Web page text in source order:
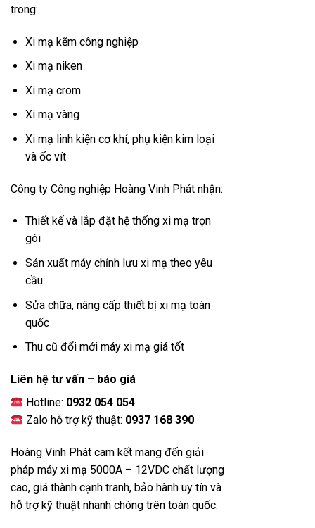
trong:
Xi mạ kẽm công nghiệp
Xi mạ niken
Xi mạ crom
Xi mạ vàng
Xi mạ linh kiện cơ khí, phụ kiện kim loại
và ốc vít
Công ty Công nghiệp Hoàng Vinh Phát nhận:
Thiết kế và lắp đặt hệ thống xi mạ trọn
gói
Sản xuất máy chỉnh lưu xi mạ theo yêu
cầu
Sửa chữa, nâng cấp thiết bị xi mạ toàn
quốc
Thu cũ đổi mới máy xi mạ giá tốt
Liên hệ tư vấn – báo giá
Hotline: 0932 054 054
Zalo hỗ trợ kỹ thuật: 0937 168 390
Hoàng Vinh Phát cam kết mang đến giải
pháp máy xi mạ 5000A – 12VDC chất lượng
cao, giá thành cạnh tranh, bảo hành uy tín và
hỗ trợ kỹ thuật nhanh chóng trên toàn quốc.